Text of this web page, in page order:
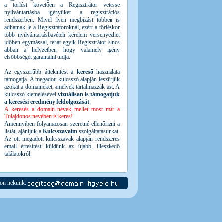
a törlést követően a Regisztrátor vetesse
nyilvántartásba igényüket a regisztrációs
rendszerben. Mivel ilyen megbízást többen is
adhatnak le a Regisztrátoroknál, ezért a törléskor
több nyilvántartásbavételi kérelem versenyezhet
időben egymással, tehát egyik Regisztrátor sincs
abban a helyzetben, hogy valamely igény
elsőbbségét garantálni tudja.
Az egyszerűbb áttekintést a keresőhasználata
támogatja. A megadott kulcsszó alapján leszűrjük
azokat a domaineket, amelyek tartalmazzák azt. A
kulcsszó kiemelésével vizuálisan is támogatjuk
a keresési eredmény feldolgozását.
A keresés a domain nevek mellet most már a
Tulajdonos nevében is keres!
Amennyiben folyamatosan szeretné ellenőrizni a
listát, ajánljuk a Kulcsszavaimszolgáltatásunkat.
Az ott megadott kulcsszavak alapján rendszeres
email értesítést küldünk az újabb, illeszkedő
találatokról.
nekünk: